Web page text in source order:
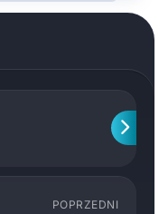
POPRZEDNI